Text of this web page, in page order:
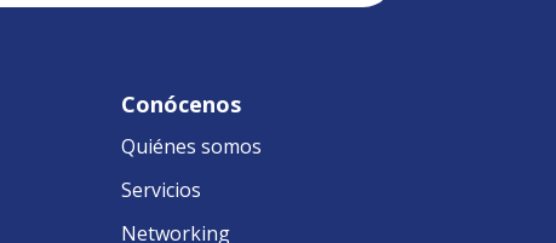
Conócenos
Quiénes somos
Servicios
Networking